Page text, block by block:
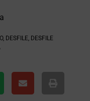
, DESFILE DESFILE